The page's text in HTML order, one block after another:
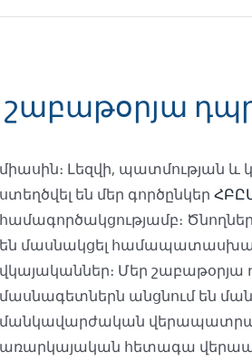
միասին։ Լեզվի, պատմության
ստեղծվել են մեր գործընկեր
համագործակցությամբ։
են մասնակցել
վկայականներ։ Մեր
մասնագետներն անցնում են
մանկավարժական
առարկայական հետագա